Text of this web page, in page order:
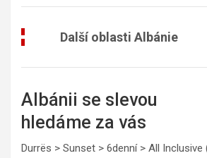
Další oblasti Albánie
Albánii se slevou
hledáme za vás
Durrës > Sunset > 6denní > All Inclusive